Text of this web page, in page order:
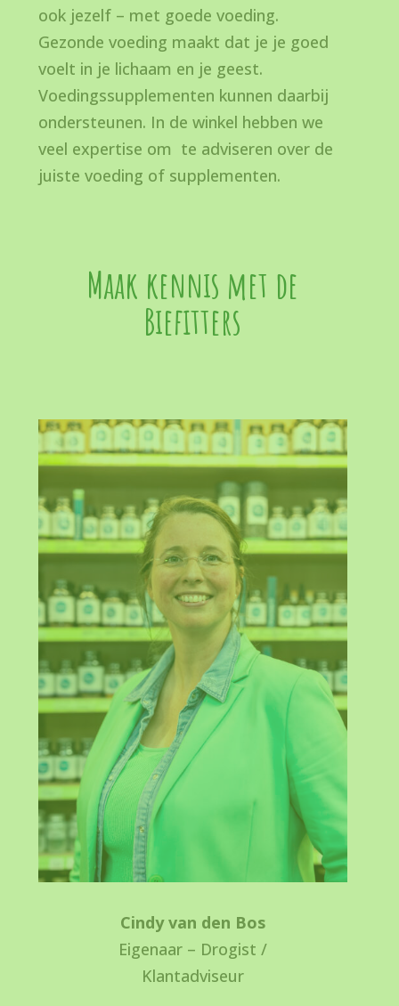
ook jezelf – met goede voeding.
Gezonde voeding maakt dat je je goed
voelt in je lichaam en je geest.
Voedingssupplementen kunnen daarbij
ondersteunen. In de winkel hebben we
veel expertise om te adviseren over de
juiste voeding of supplementen.
Maak kennis met de
Biefitters
Cindy van den Bos
Eigenaar – Drogist /
Klantadviseur